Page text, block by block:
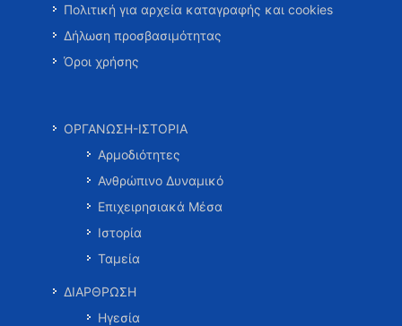
Πολιτική για αρχεία καταγραφής και cookies
Δήλωση προσβασιμότητας
Όροι χρήσης
ΟΡΓΑΝΩΣΗ-ΙΣΤΟΡΙΑ
Αρμοδιότητες
Ανθρώπινο Δυναμικό
Επιχειρησιακά Μέσα
Ιστορία
Ταμεία
ΔΙΑΡΘΡΩΣΗ
Ηγεσία